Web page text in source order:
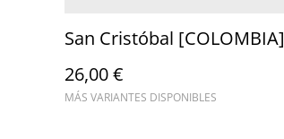
San Cristóbal [COLOMBIA]
26,00 €
MÁS VARIANTES DISPONIBLES